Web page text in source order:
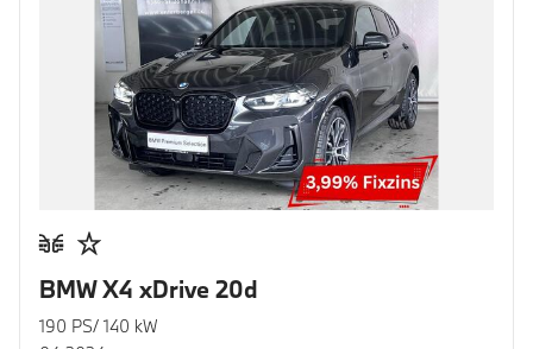
BMW X4 xDrive 20d
190 PS/ 140 kW